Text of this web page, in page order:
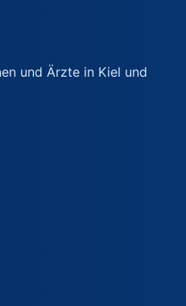
und Ärzte in Kiel und